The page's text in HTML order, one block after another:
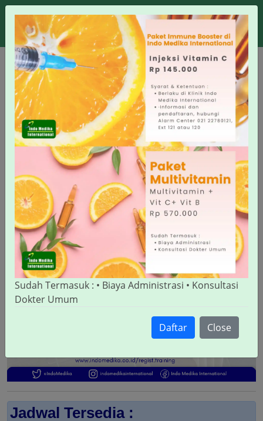
KEMNAKER RI
Training Audiometri dan
Spirometri - Kemnaker RI
Jadwal Tersedia :
Sudah Termasuk : • Biaya Administrasi • Konsultasi
Dokter Umum
Daftar Close